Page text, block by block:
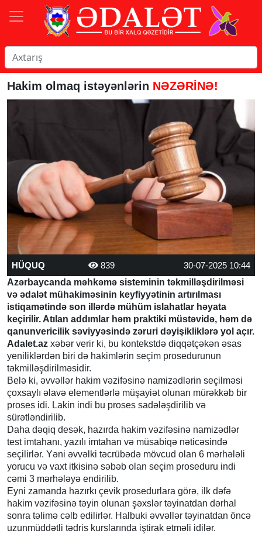
Hakim olmaq istəyənlərin NƏZƏRİNƏ!
HÜQUQ 839
30-07-2025 10:44
Azərbaycanda məhkəmə sisteminin təkmilləşdirilməsi
və ədalət mühakiməsinin keyfiyyətinin artırılması
istiqamətində son illərdə mühüm islahatlar həyata
keçirilir. Atılan addımlar həm praktiki müstəvidə, həm də
qanunvericilik səviyyəsində zəruri dəyişikliklərə yol açır.
Adalet.az xəbər verir ki, bu kontekstdə diqqətçəkən əsas
yeniliklərdən biri də hakimlərin seçim prosedurunun
təkmilləşdirilməsidir.
Belə ki, əvvəllər hakim vəzifəsinə namizədlərin seçilməsi
çoxsaylı əlavə elementlərlə müşayiət olunan mürəkkəb bir
proses idi. Lakin indi bu proses sadələşdirilib və
sürətləndirilib.
Daha dəqiq desək, hazırda hakim vəzifəsinə namizədlər
test imtahanı, yazılı imtahan və müsabiqə nəticəsində
seçilirlər. Yəni əvvəlki təcrübədə mövcud olan 6 mərhələli
yorucu və vaxt itkisinə səbəb olan seçim proseduru indi
cəmi 3 mərhələyə endirilib.
Eyni zamanda hazırkı çevik prosedurlara görə, ilk dəfə
hakim vəzifəsinə təyin olunan şəxslər təyinatdan dərhal
sonra təlimə cəlb edilirlər. Halbuki əvvəllər təyinatdan öncə
uzunmüddətli tədris kurslarında iştirak etməli idilər.